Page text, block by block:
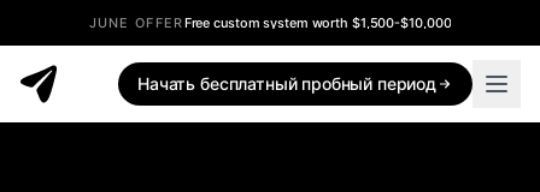
JUNE OFFERFree custom system worth $1,500-$10,000
Начать бесплатный пробный период